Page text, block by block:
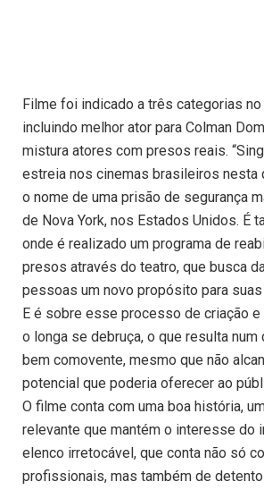
Filme foi indicado a três categorias no
incluindo melhor ator para Colman
mistura atores com presos reais.
estreia nos cinemas brasileiros nesta
o nome de uma prisão de segurança
de Nova York, nos Estados Unidos. É
onde é realizado um programa de
presos através do teatro, que busca
pessoas um novo propósito para
E é sobre esse processo de criação
o longa se debruça, o que resulta num
bem comovente, mesmo que não
potencial que poderia oferecer ao
O filme conta com uma boa história,
relevante que mantém o interesse do
elenco irretocável, que conta não só
profissionais, mas também de